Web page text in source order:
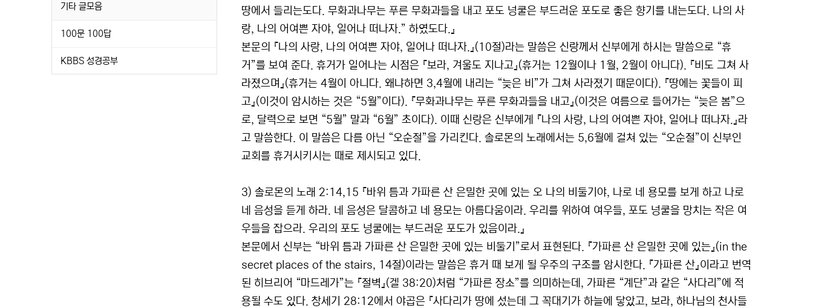
땅에서 들리는도다. 무화과나무는 푸른 무화과들을 내고 포도 넝쿨은 부드러운 포도로 좋은 향기를 내는도다. 나의 사
랑, 나의 어여쁜 자야, 일어나 떠나자.” 하였도다.』
본문의 『나의 사랑, 나의 어여쁜 자야, 일어나 떠나자.』(10절)라는 말씀은 신랑께서 신부에게 하시는 말씀으로 “휴
거”를 보여 준다. 휴거가 일어나는 시점은 『보라, 겨울도 지나고』(휴거는 12월이나 1월, 2월이 아니다). 『비도 그쳐 사
라졌으며』(휴거는 4월이 아니다. 왜냐하면 3,4월에 내리는 “늦은 비”가 그쳐 사라졌기 때문이다). 『땅에는 꽃들이 피
고』(이것이 암시하는 것은 “5월”이다). 『무화과나무는 푸른 무화과들을 내고』(이것은 여름으로 들어가는 “늦은 봄”으
로, 달력으로 보면 “5월” 말과 “6월” 초이다). 이때 신랑은 신부에게 『나의 사랑, 나의 어여쁜 자야, 일어나 떠나자.』라
고 말씀한다. 이 말씀은 다름 아닌 “오순절”을 가리킨다. 솔로몬의 노래에서는 5,6월에 걸쳐 있는 “오순절”이 신부인
교회를 휴거시키시는 때로 제시되고 있다.
3) 솔로몬의 노래 2:14,15 『바위 틈과 가파른 산 은밀한 곳에 있는 오 나의 비둘기야, 나로 네 용모를 보게 하고 나로
네 음성을 듣게 하라. 네 음성은 달콤하고 네 용모는 아름다움이라. 우리를 위하여 여우들, 포도 넝쿨을 망치는 작은 여
우들을 잡으라. 우리의 포도 넝쿨에는 부드러운 포도가 있음이라.』
본문에서 신부는 “바위 틈과 가파른 산 은밀한 곳에 있는 비둘기”로서 표현된다. 『가파른 산 은밀한 곳에 있는』(in the
secret places of the stairs, 14절)이라는 말씀은 휴거 때 보게 될 우주의 구조를 암시한다. 『가파른 산』이라고 번역
된 히브리어 “마드레가”는 『절벽』(겔 38:20)처럼 “가파른 장소”를 의미하는데, 가파른 “계단”과 같은 “사다리”에 적
용될 수도 있다. 창세기 28:12에서 야곱은 『사다리가 땅에 섰는데 그 꼭대기가 하늘에 닿았고, 보라, 하나님의 천사들
기타 글모음
100문 100답
KBBS 성경공부